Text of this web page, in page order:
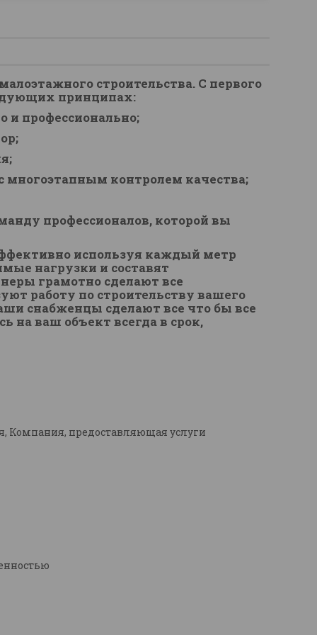
строительства. С первого
принципах:
и профессионально;
многоэтапным контролем качества;
профессионалов, которой вы
используя каждый метр
нагрузки и составят
грамотно сделают все
работу по строительству вашего
снабженцы сделают все что бы все
на ваш объект всегда в срок,
Компания, предоставляющая услуги